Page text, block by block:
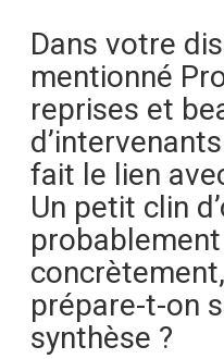
Dans votre
mentionné
reprises et
fait le lien
Un petit clin
prépare-t-on
synthèse ?